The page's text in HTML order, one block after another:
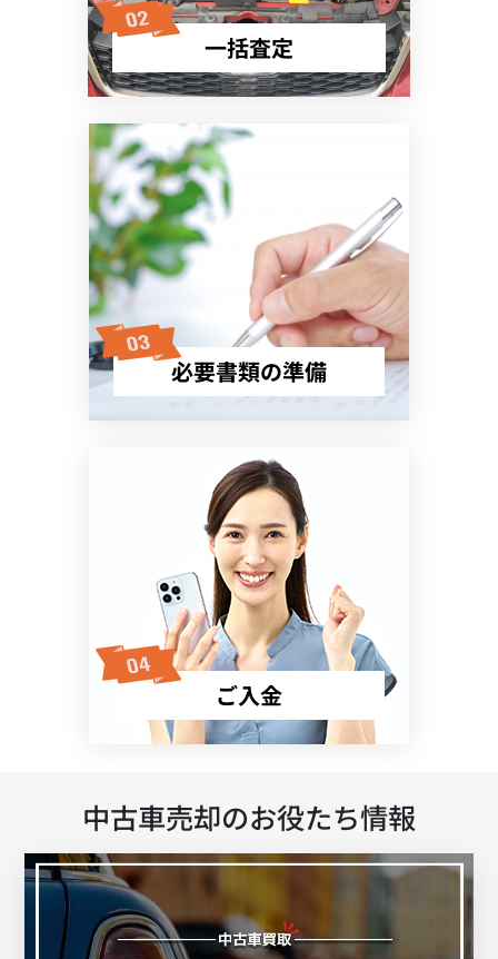
一括査定
必要書類の準備
ご入金
中古車売却のお役たち情報